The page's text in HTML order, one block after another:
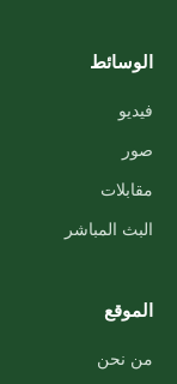
الوسائط
فيديو
صور
مقابلات
البث المباشر
الموقع
من نحن